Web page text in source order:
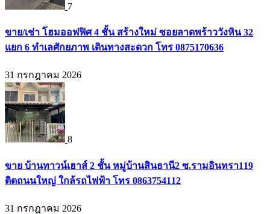
7
ขาย/เช่า โฮมออฟฟิศ 4 ชั้น สร้างใหม่ ซอยลาดพร้าววังหิน 32
แยก 6 ทำเลศักยภาพ เดินทางสะดวก โทร 0875170636
31 กรกฎาคม 2026
8
ขาย บ้านทาวน์เฮาส์ 2 ชั้น หมู่บ้านสินธานี2 ซ.รามอินทรา119
ติดถนนใหญ่ ใกล้รถไฟฟ้า โทร 0863754112
31 กรกฎาคม 2026